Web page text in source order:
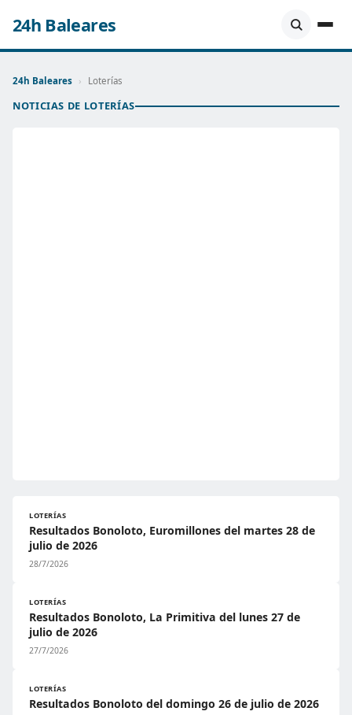
24h Baleares
24h Baleares › Loterías
NOTICIAS DE LOTERÍAS
LOTERÍAS
Resultados Bonoloto, Euromillones del martes 28 de
julio de 2026
28/7/2026
LOTERÍAS
Resultados Bonoloto, La Primitiva del lunes 27 de
julio de 2026
27/7/2026
LOTERÍAS
Resultados Bonoloto del domingo 26 de julio de 2026